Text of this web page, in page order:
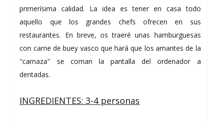
primerísima calidad. La idea es tener en casa todo
aquello que los grandes chefs ofrecen en sus
restaurantes. En breve, os traeré unas hamburguesas
con carne de buey vasco que hará que los amantes de la
"carnaza" se coman la pantalla del ordenador a
dentadas.
INGREDIENTES: 3-4 personas